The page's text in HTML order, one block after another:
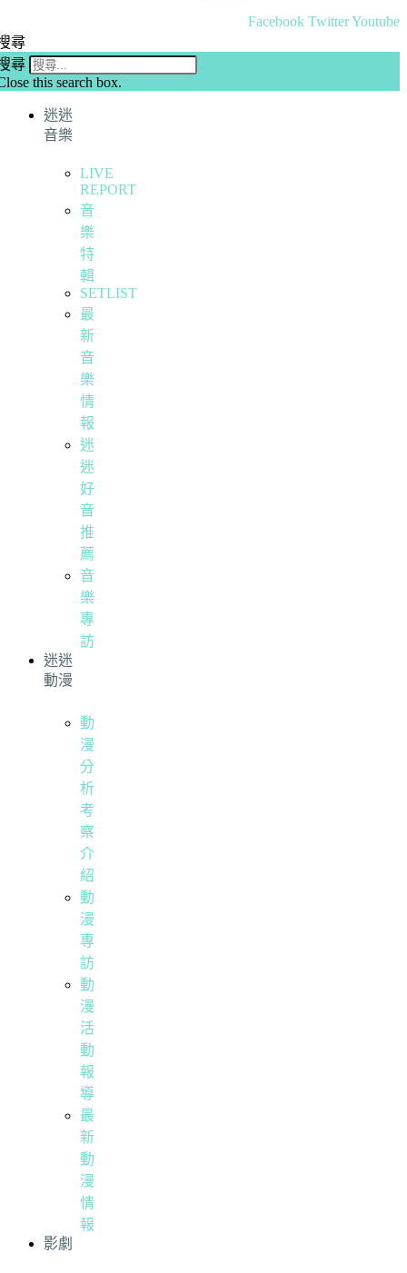
Facebook TwitterYoutube
尋
尋
this search box.
迷迷
音樂
LIVE
REPORT
音
樂
特
輯
SETLIST
最
新
音
樂
情
報
迷
迷
好
音
推
薦
音
樂
專
訪
迷迷
動漫
動
漫
分
析
考
察
介
紹
動
漫
專
訪
動
漫
活
動
報
導
最
新
動
漫
情
報
影劇